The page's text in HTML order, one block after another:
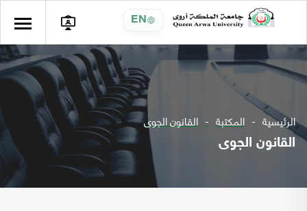
EN
الرئيسية المكتبة القانون الجوى
القانون الجوى